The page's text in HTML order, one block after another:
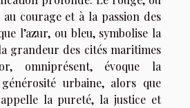
courage et à la passion des
l’azur, ou bleu, symbolise la
grandeur des cités maritimes
omniprésent, évoque la
urbaine, alors que
la pureté, la justice et